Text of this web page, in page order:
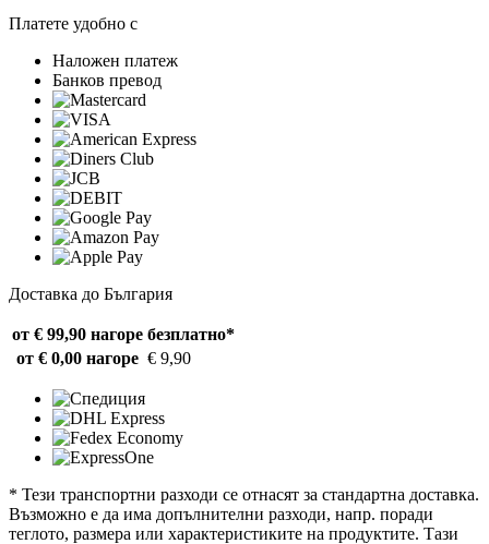
Платете удобно с
Наложен платеж
Банков превод
Доставка до България
от € 99,90 нагоре безплатно*
от € 0,00 нагоре € 9,90
* Тези транспортни разходи се отнасят за стандартна доставка.
Възможно е да има допълнителни разходи, напр. поради
теглото, размера или характеристиките на продуктите. Тази